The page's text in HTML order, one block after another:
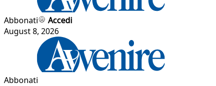
Abbonati
Accedi
August 8, 2026
Abbonati